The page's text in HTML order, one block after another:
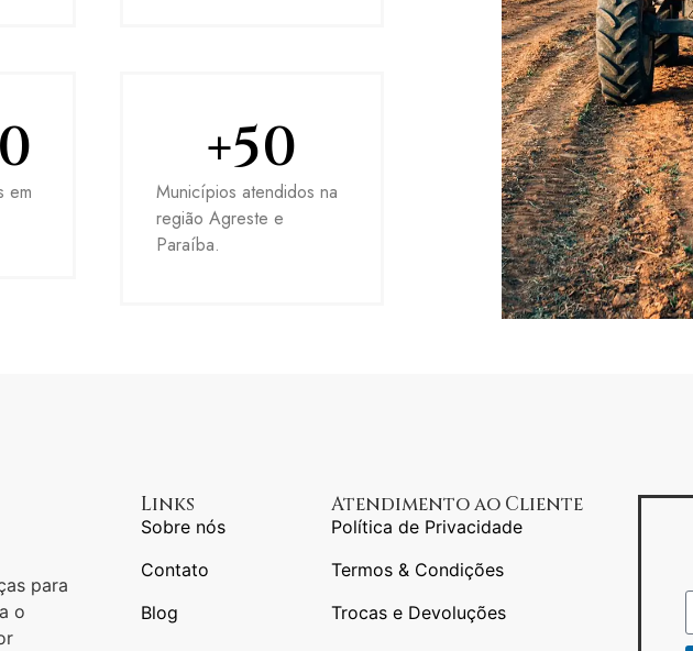
em
Municípios atendidos na
região Agreste e
Paraíba.
+50
para
o
Links
Sobre nós
Contato
Blog
Atendimento ao Cliente
Política de Privacidade
Termos & Condições
Trocas e Devoluções